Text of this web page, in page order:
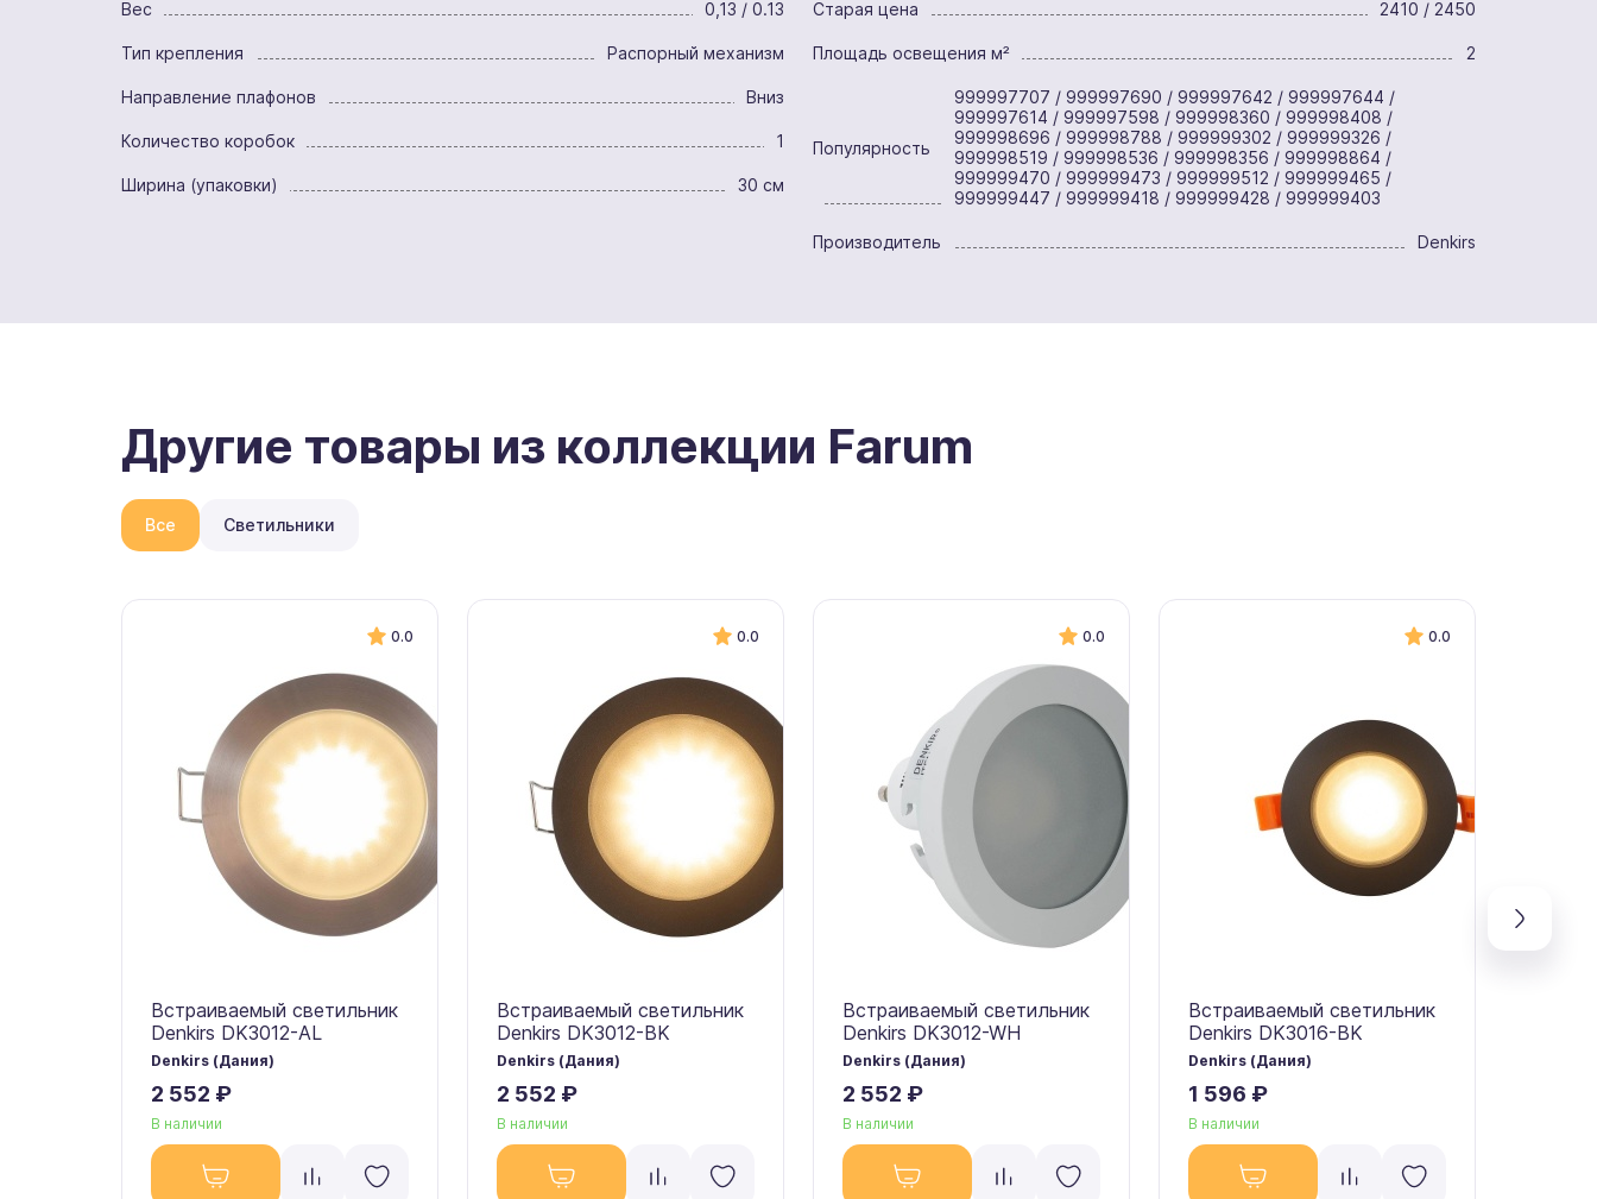
Вес 0,13 / 0.13
Тип крепления Распорный механизм
Направление плафонов Вниз
Количество коробок 1
Ширина (упаковки) 30 см
Старая цена 2410 / 2450
Площадь освещения м² 2
Популярность
999997707 / 999997690 / 999997642 / 999997644 /
999997614 / 999997598 / 999998360 / 999998408 /
999998696 / 999998788 / 999999302 / 999999326 /
999998519 / 999998536 / 999998356 / 999998864 /
999999470 / 999999473 / 999999512 / 999999465 /
999999447 / 999999418 / 999999428 / 999999403
Производитель Denkirs
Другие товары из коллекции Farum
Все Светильники
0.0
Встраиваемый светильник
Denkirs DK3012-AL
Denkirs (Дания)
2 552 ₽
В наличии
0.0
Встраиваемый светильник
Denkirs DK3012-BK
Denkirs (Дания)
2 552 ₽
В наличии
0.0
Встраиваемый светильник
Denkirs DK3012-WH
Denkirs (Дания)
2 552 ₽
В наличии
0.0
Встраиваемый светильник
Denkirs DK3016-BK
Denkirs (Дания)
1 596 ₽
В наличии